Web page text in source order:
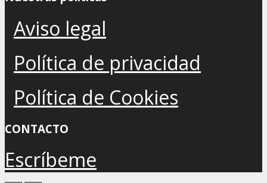
Aviso legal
Política de privacidad
Política de Cookies
CONTACTO
Escríbeme